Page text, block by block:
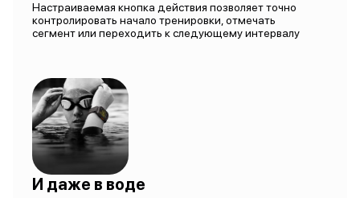
Настраиваемая кнопка действия позволяет точно
контролировать начало тренировки, отмечать
сегмент или переходить к следующему интервалу
И даже в воде